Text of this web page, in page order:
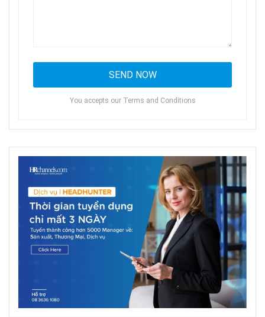
You accepts our Terms and Conditions